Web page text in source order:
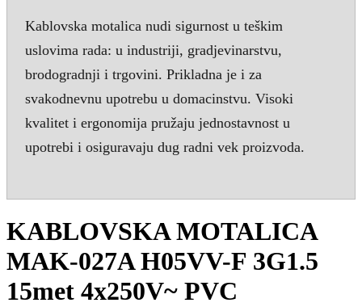
Kablovska motalica nudi sigurnost u teškim
uslovima rada: u industriji, gradjevinarstvu,
brodogradnji i trgovini. Prikladna je i za
svakodnevnu upotrebu u domacinstvu. Visoki
kvalitet i ergonomija pružaju jednostavnost u
upotrebi i osiguravaju dug radni vek proizvoda.
KABLOVSKA MOTALICA
MAK-027A H05VV-F 3G1.5
15met 4x250V~ PVC